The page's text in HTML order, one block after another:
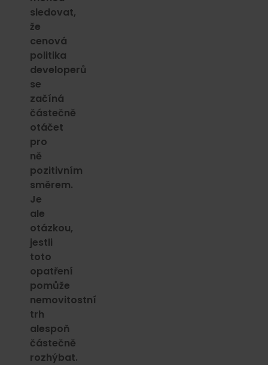
sledovat,
že
cenová
politika
developerů
se
začíná
částečně
otáčet
pro
ně
pozitivním
směrem.
Je
ale
otázkou,
jestli
toto
opatření
pomůže
nemovitostní
trh
alespoň
částečně
rozhýbat.